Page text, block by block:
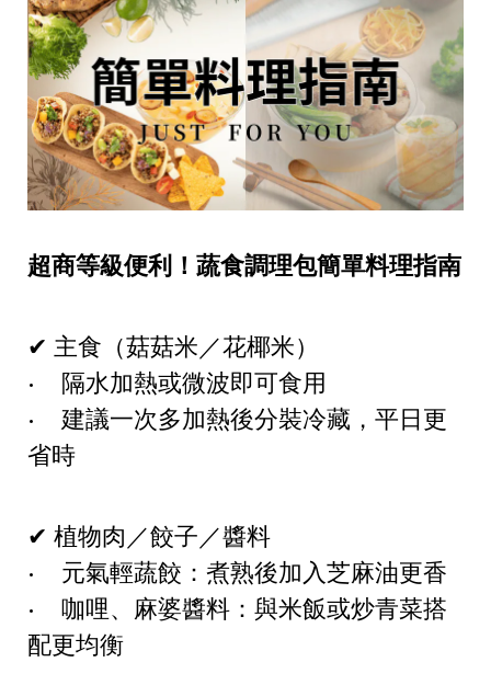
超商等級便利！蔬食調理包簡單料理指南
✔ 主食（菇菇米／花椰米）
• 隔水加熱或微波即可食用
• 建議一次多加熱後分裝冷藏，平日更
省時
✔ 植物肉／餃子／醬料
• 元氣輕蔬餃：煮熟後加入芝麻油更香
• 咖哩、麻婆醬料：與米飯或炒青菜搭
配更均衡